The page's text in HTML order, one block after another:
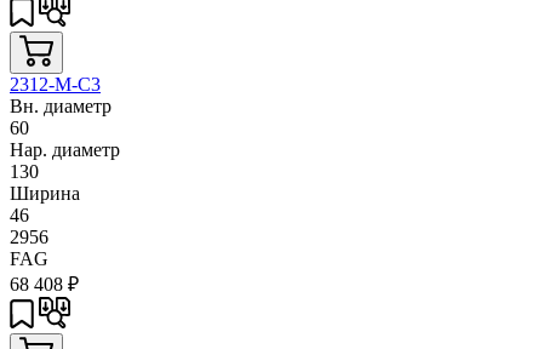
2312-M-C3
Вн. диаметр
60
Нар. диаметр
130
Ширина
46
2956
FAG
68 408 ₽